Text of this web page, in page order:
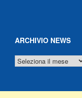
ARCHIVIO NEWS
ARCHIVIO
NEWS